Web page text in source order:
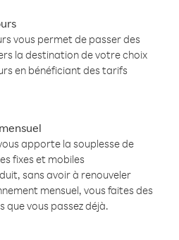
vous permet de passer des
la destination de votre choix
en bénéficiant des tarifs
apporte la souplesse de
fixes et mobiles
sans avoir à renouveler
mensuel, vous faites des
que vous passez déjà.